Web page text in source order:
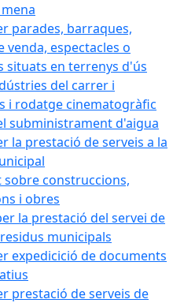
parades, barraques,
venda, espectacles o
situats en terrenys d'ús
del carrer i
i rodatge cinematogràfic
subministrament d'aigua
la prestació de serveis a la
sobre construccions,
i obres
la prestació del servei de
municipals
expedicició de documents
prestació de serveis de